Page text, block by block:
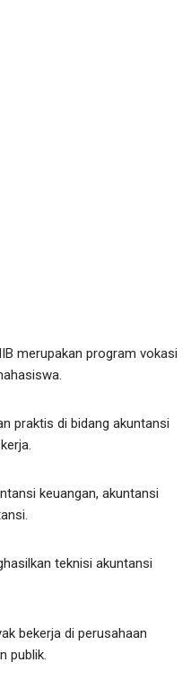
merupakan program vokasi
praktis di bidang akuntansi
keuangan, akuntansi
teknisi akuntansi
bekerja di perusahaan
publik.